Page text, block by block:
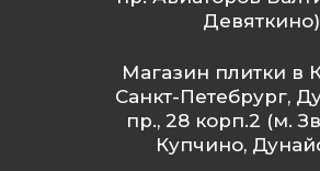
Девяткино)
Магазин плитки в
Санкт-Петебрург,
пр., 28 корп.2 (м.
Купчино,